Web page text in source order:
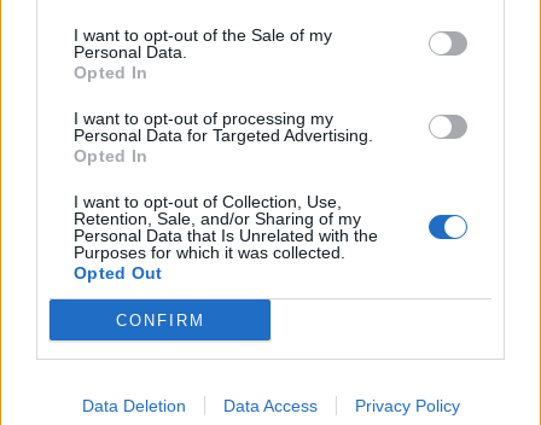
I want to opt-out of the Sale of my
Personal Data.
Opted In
I want to opt-out of processing my
Personal Data for Targeted Advertising.
Opted In
I want to opt-out of Collection, Use,
Retention, Sale, and/or Sharing of my
Personal Data that Is Unrelated with the
Purposes for which it was collected.
Opted Out
CONFIRM
Data Deletion Data Access Privacy Policy
ALTRE NOTIZIE DI ANGERA